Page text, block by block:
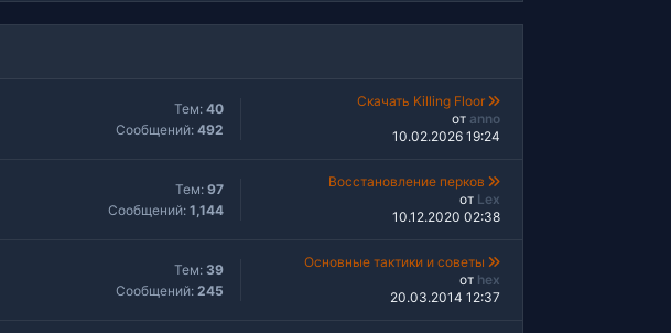
Тем: 40
Сообщений: 492
Скачать Killing Floor
от anno
10.02.2026 19:24
Тем: 97
Сообщений: 1,144
Восстановление перков
от Lex
10.12.2020 02:38
Тем: 39
Сообщений: 245
Основные тактики и советы
от hex
20.03.2014 12:37